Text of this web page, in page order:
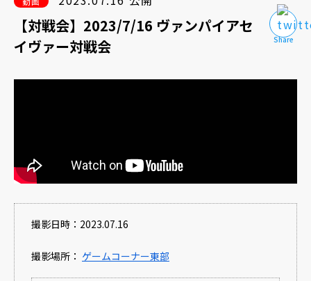
【対戦会】2023/7/16 ヴァンパイアセ
イヴァー対戦会
撮影日時：2023.07.16
撮影場所： ゲームコーナー東部